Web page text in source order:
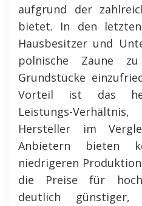
aufgrund der
bietet. In den
Hausbesitzer und
polnische Zäune
Grundstücke
Vorteil ist das
Leistungs-
Hersteller im
Anbietern bieten
niedrigeren
die Preise für
deutlich